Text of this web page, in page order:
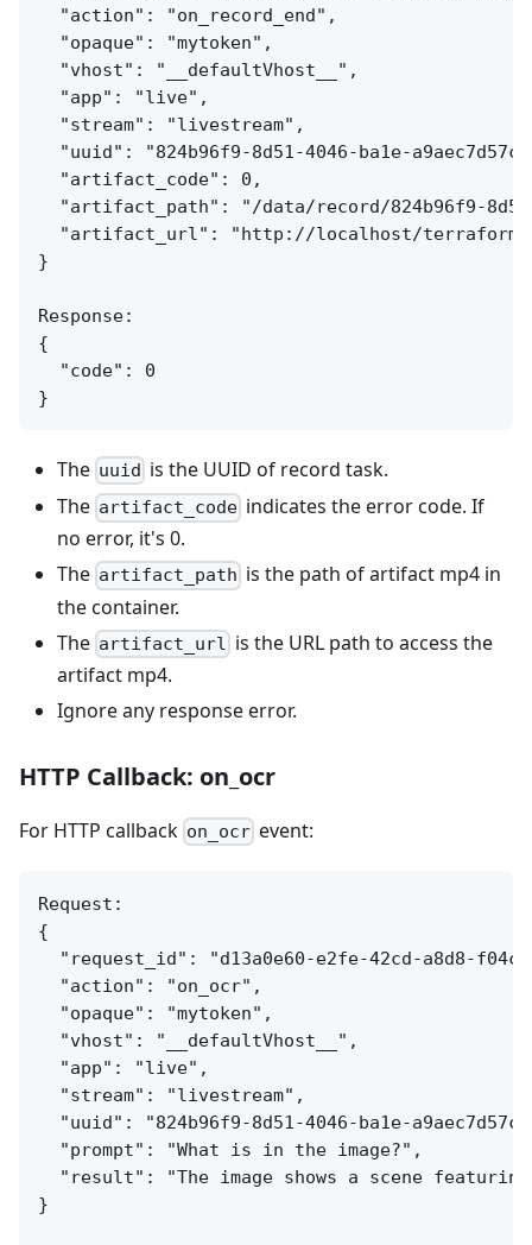
  "action": "on_record_end",
  "opaque": "mytoken",
  "vhost": "__defaultVhost__",
  "app": "live",
  "stream": "livestream",
"uuid": "824b96f9-8d51-4046-ba1e-
  "artifact_code": 0,
"artifact_path": "/data/record/824b96f9-
"artifact_url": "http://localhost/
}
Response:
{
  "code": 0
The uuid is the UUID of record task.
The artifact_code indicates the error code. If
no error, it's 0.
The artifact_path is the path of artifact mp4 in
the container.
The artifact_url is the URL path to access the
artifact mp4.
Ignore any response error.
HTTP Callback: on_ocr
For HTTP callback on_ocr event:
Request:
{
"request_id": "d13a0e60-e2fe-42cd-a8d8-
  "action": "on_ocr",
  "opaque": "mytoken",
  "vhost": "__defaultVhost__",
  "app": "live",
  "stream": "livestream",
"uuid": "824b96f9-8d51-4046-ba1e-
  "prompt": "What is in the image?",
"result": "The image shows a scene
}